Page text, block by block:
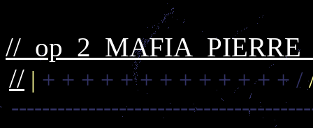
//
// | + + + + + + + + + + + + + /